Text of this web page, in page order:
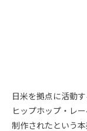
日米を拠点に活動
ヒップホップ・レ
制作されたという